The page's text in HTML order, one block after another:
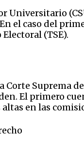
Universitario
el caso del
(TSE).
Corte Suprema
El primero
en las